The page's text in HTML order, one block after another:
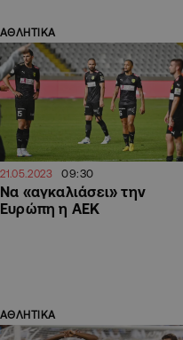
ΑΘΛΗΤΙΚΑ
21.05.2023 09:30
Να «αγκαλιάσει» την
Ευρώπη η ΑΕΚ
ΑΘΛΗΤΙΚΑ